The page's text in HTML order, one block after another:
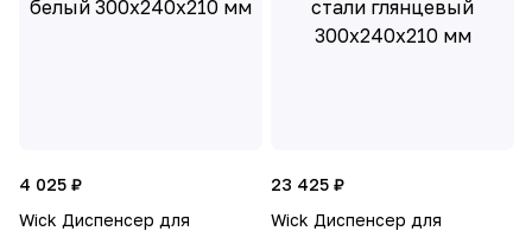
4 025 ₽
Wick Диспенсер для
23 425 ₽
Wick Диспенсер для